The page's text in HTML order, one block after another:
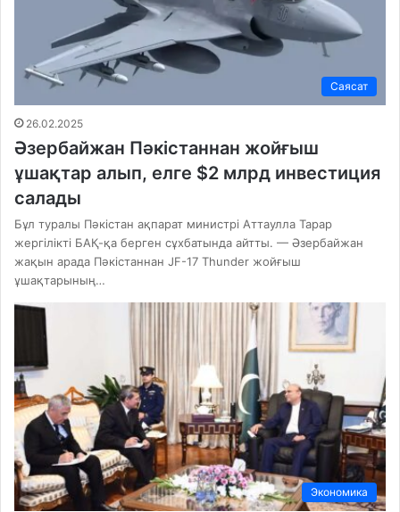
Саясат
26.02.2025
Әзербайжан Пәкістаннан жойғыш
ұшақтар алып, елге $2 млрд инвестиция
салады
Бұл туралы Пәкістан ақпарат министрі Аттаулла Тарар
жергілікті БАҚ-қа берген сұхбатында айтты. — Әзербайжан
жақын арада Пәкістаннан JF-17 Thunder жойғыш
ұшақтарының…
Экономика